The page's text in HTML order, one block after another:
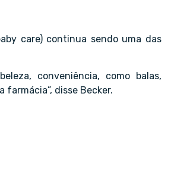
care) continua sendo uma das
conveniência, como balas,
disse Becker.